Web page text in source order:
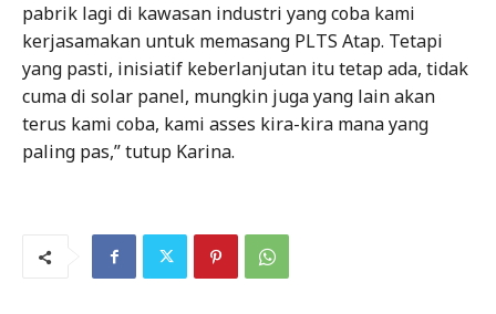
pabrik lagi di kawasan industri yang coba kami
kerjasamakan untuk memasang PLTS Atap. Tetapi
yang pasti, inisiatif keberlanjutan itu tetap ada, tidak
cuma di solar panel, mungkin juga yang lain akan
terus kami coba, kami asses kira-kira mana yang
paling pas,” tutup Karina.